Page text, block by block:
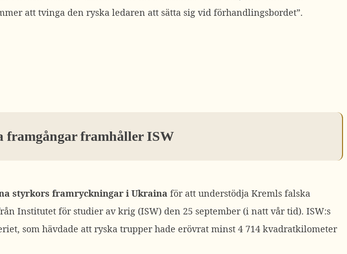
att tvinga den ryska ledaren att sätta sig vid förhandlingsbordet”.
framgångar framhåller ISW
styrkors framryckningar i Ukraina för att understödja Kremls falska
Institutet för studier av krig (ISW) den 25 september (i natt vår tid). ISW:s
som hävdade att ryska trupper hade erövrat minst 4 714 kvadratkilometer